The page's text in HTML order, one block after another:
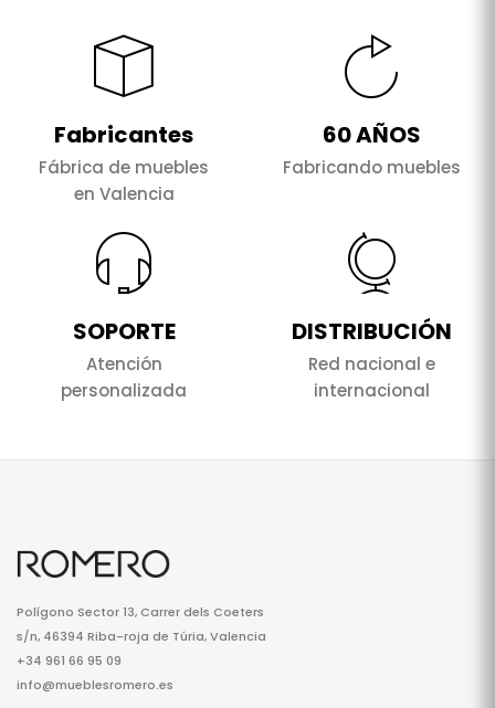
Fabricantes
Fábrica de muebles
en Valencia
60 AÑOS
Fabricando muebles
SOPORTE
Atención
personalizada
DISTRIBUCIÓN
Red nacional e
internacional
Polígono Sector 13, Carrer dels Coeters
s/n, 46394 Riba-roja de Túria, Valencia
+34 961 66 95 09
info@mueblesromero.es